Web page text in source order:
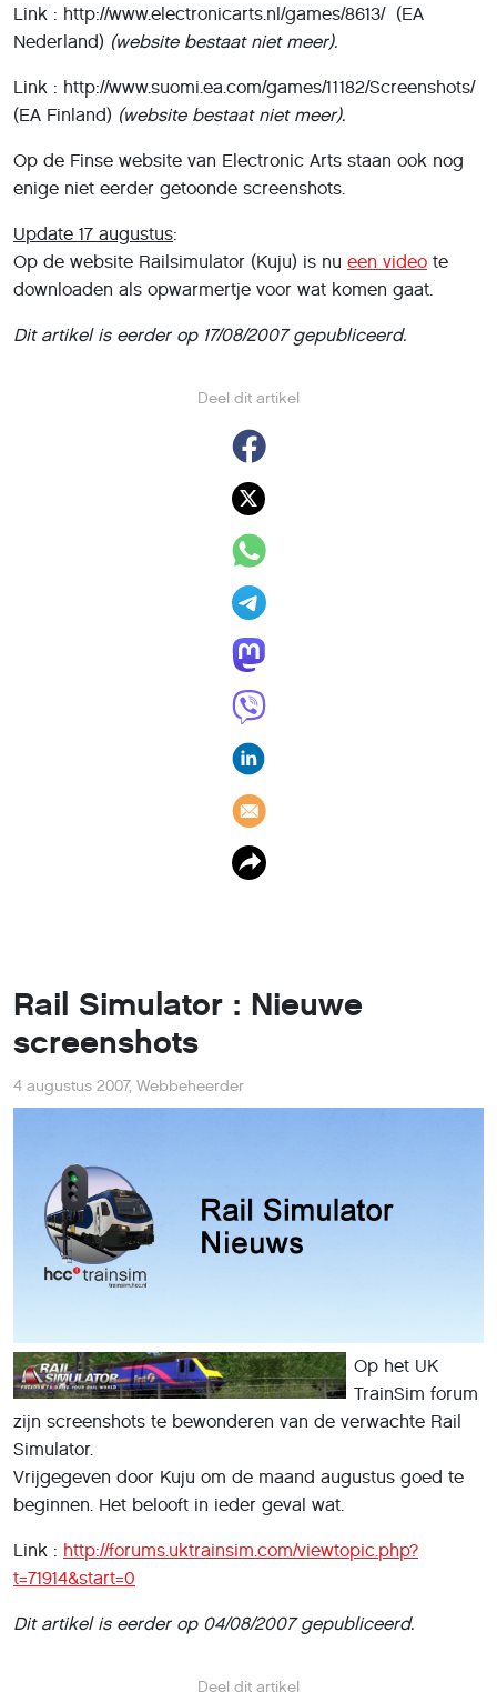
Deel dit artikel
Link : http://www.electronicarts.nl/games/8613/ (EA
Nederland) (website bestaat niet meer).
Link : http://www.suomi.ea.com/games/11182/Screenshots/
(EA Finland) (website bestaat niet meer).
Op de Finse website van Electronic Arts staan ook nog
enige niet eerder getoonde screenshots.
Update 17 augustus:
Op de website Railsimulator (Kuju) is nu een video te
downloaden als opwarmertje voor wat komen gaat.
Dit artikel is eerder op 17/08/2007 gepubliceerd.
Rail Simulator : Nieuwe
screenshots
Deel dit artikel
4 augustus 2007, Webbeheerder
Op het UK
TrainSim forum
zijn screenshots te bewonderen van de verwachte Rail
Simulator.
Vrijgegeven door Kuju om de maand augustus goed te
beginnen. Het belooft in ieder geval wat.
Link : http://forums.uktrainsim.com/viewtopic.php?
t=71914&start=0
Dit artikel is eerder op 04/08/2007 gepubliceerd.